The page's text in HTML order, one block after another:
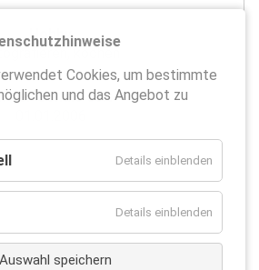
Hobby
der Schule seit
Cookies, um bestimmte
und das Angebot zu
Details einblenden
Details einblenden
Auswahl speichern